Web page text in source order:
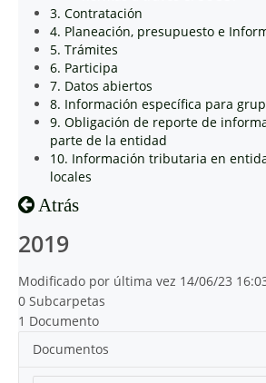
3. Contratación
4. Planeación, presupuesto e
5. Trámites
6. Participa
7. Datos abiertos
8. Información específica para
9. Obligación de reporte de
parte de la entidad
10. Información tributaria en
locales
Atrás
2019
Modificado por última vez 14/06/23
0 Subcarpetas
1 Documento
Documentos